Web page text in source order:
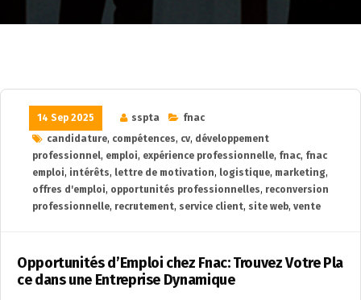
14 Sep 2025 sspta
fnac
candidature, compétences, cv, développement
professionnel, emploi, expérience professionnelle, fnac, fnac
emploi, intérêts, lettre de motivation, logistique, marketing,
offres d'emploi, opportunités professionnelles, reconversion
professionnelle, recrutement, service client, site web, vente
Opportunités d’Emploi chez Fnac: Trouvez Votre Pla
ce dans une Entreprise Dynamique